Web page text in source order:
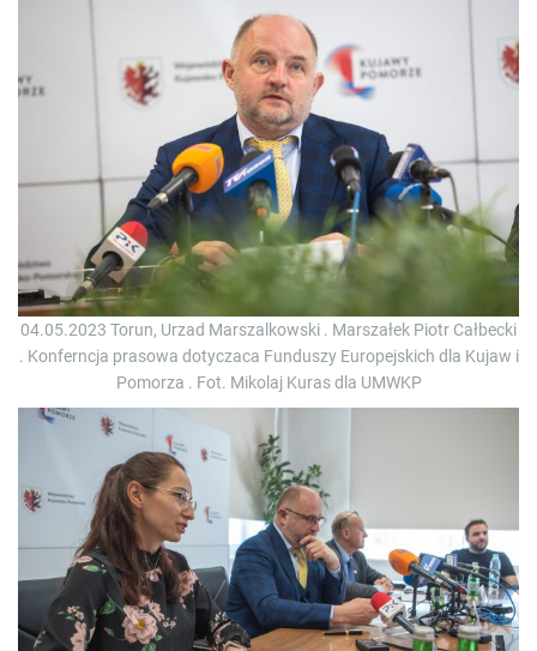
04.05.2023 Torun, Urzad Marszalkowski . Marszałek Piotr Całbecki
. Konferncja prasowa dotyczaca Funduszy Europejskich dla Kujaw i
Pomorza . Fot. Mikolaj Kuras dla UMWKP